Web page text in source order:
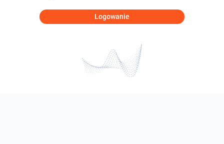
Logowanie